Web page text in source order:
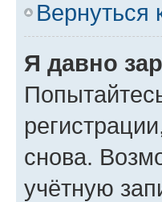
Вернуться
Я давно
снова.
учётную